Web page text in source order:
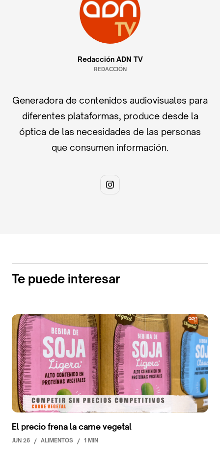
Redacción ADN TV
REDACCIÓN
Generadora de contenidos audiovisuales para
diferentes plataformas, produce desde la
óptica de las necesidades de las personas
que consumen información.
Te puede interesar
El precio frena la carne vegetal
JUN 26 / ALIMENTOS / 1 MIN